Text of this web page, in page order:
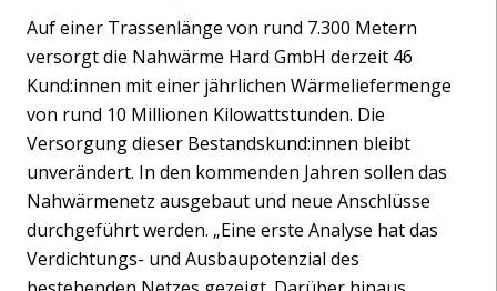
Auf einer Trassenlänge von rund 7.300 Metern
versorgt die Nahwärme Hard GmbH derzeit 46
Kund:innen mit einer jährlichen Wärmeliefermenge
von rund 10 Millionen Kilowattstunden. Die
Versorgung dieser Bestandskund:innen bleibt
unverändert. In den kommenden Jahren sollen das
Nahwärmenetz ausgebaut und neue Anschlüsse
durchgeführt werden. „Eine erste Analyse hat das
Verdichtungs- und Ausbaupotenzial des